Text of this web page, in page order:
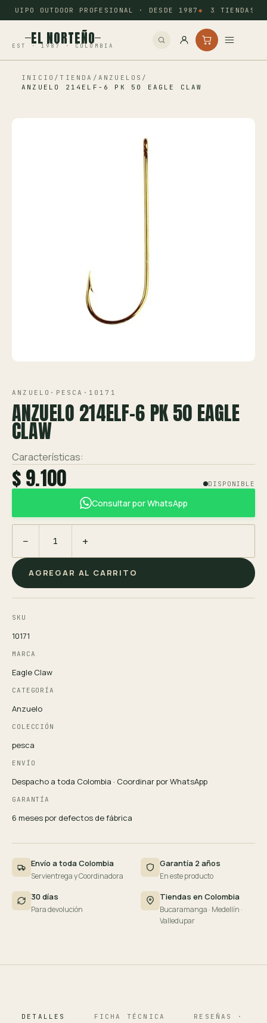
EQUIPO OUTDOOR PROFESIONAL · DESDE 1987 3 TIENDAS:
EL NORTEÑO
EST · 1987 · COLOMBIA
Inicio
Ver toda la tienda →
INICIO / TIENDA / ANZUELOS /
ANZUELO 214ELF-6 PK 50 EAGLE CLAW
ANZUELO · PESCA · 10171
ANZUELO 214ELF-6 PK 50 EAGLE
CLAW
Características:
$ 9.100 DISPONIBLE
Consultar por WhatsApp
− +
AGREGAR AL CARRITO
SKU
10171
MARCA
Eagle Claw
CATEGORÍA
Anzuelo
COLECCIÓN
pesca
ENVÍO
Despacho a toda Colombia · Coordinar por WhatsApp
GARANTÍA
6 meses por defectos de fábrica
Envío a toda Colombia
Servientrega y Coordinadora
Garantía 2 años
En este producto
30 días
Para devolución
Tiendas en Colombia
Bucaramanga · Medellín ·
Valledupar
DETALLES FICHA TÉCNICA RESEÑAS · 124